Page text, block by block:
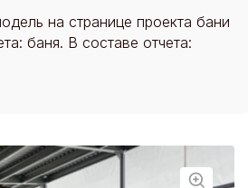
на странице проекта бани
баня. В составе отчета: